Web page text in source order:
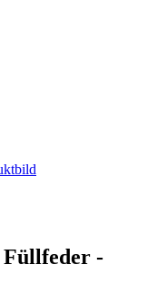
Füllfeder -